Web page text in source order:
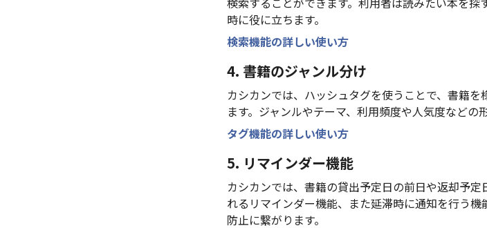
時に役に立ちます。
検索機能の詳しい使い方
4. 書籍のジャンル分け
カシカンでは、ハッシュタグを使うことで、書籍
ます。ジャンルやテーマ、利用頻度や人気度などの
タグ機能の詳しい使い方
5. リマインダー機能
カシカンでは、書籍の貸出予定日の前日や返却予
れるリマインダー機能、また延滞時に通知を行う
防止に繋がります。